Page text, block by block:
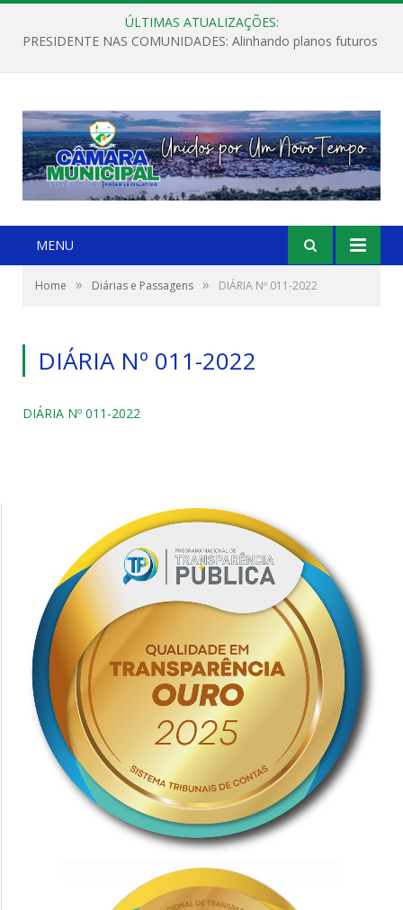
ÚLTIMAS ATUALIZAÇÕES:
PRESIDENTE NAS COMUNIDADES: Alinhando planos futuros
MENU
Home » Diárias e Passagens » DIÁRIA Nº 011-2022
DIÁRIA Nº 011-2022
DIÁRIA Nº 011-2022